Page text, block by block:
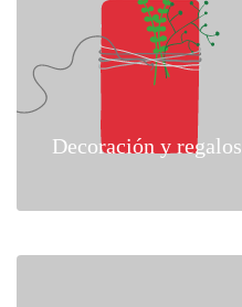
Decoración y regalos